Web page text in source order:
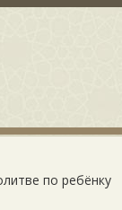
по ребёнку